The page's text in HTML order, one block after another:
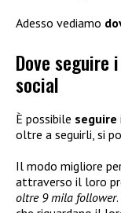
Adesso vediamo
Dove seguire
social
È possibile seguire i
oltre a seguirli, si
Il modo migliore
attraverso il loro
oltre 9 mila follower